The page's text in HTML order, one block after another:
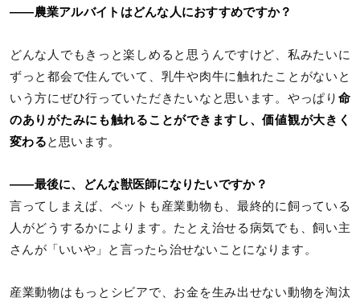
――農業アルバイトはどんな人におすすめですか？
どんな人でもきっと楽しめると思うんですけど、私みたいに
ずっと都会で住んでいて、乳牛や肉牛に触れたことがないと
いう方にぜひ行っていただきたいなと思います。やっぱり 命
のありがたみにも触れることができますし、価値観が大きく
変わると思います。
――最後に、どんな獣医師になりたいですか？
言ってしまえば、ペットも産業動物も、最終的に飼っている
人がどうするかによります。たとえ治せる病気でも、飼い主
さんが「いいや」と言ったら治せないことになります。
産業動物はもっとシビアで、お金を生み出せない動物を淘汰